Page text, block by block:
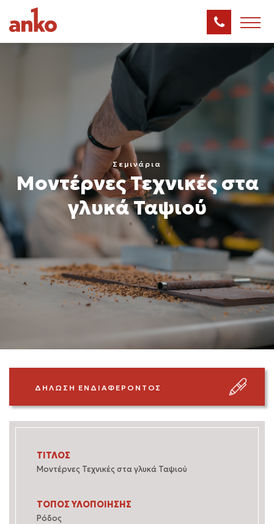
Σεμινάρια
Μοντέρνες Τεχνικές στα
γλυκά Ταψιού
ΔΗΛΩΣΗ ΕΝΔΙΑΦΕΡΟΝΤΟΣ
ΤΙΤΛΟΣ
Μοντέρνες Τεχνικές στα γλυκά Ταψιού
ΤΟΠΟΣ ΥΛΟΠΟΙΗΣΗΣ
Ρόδος